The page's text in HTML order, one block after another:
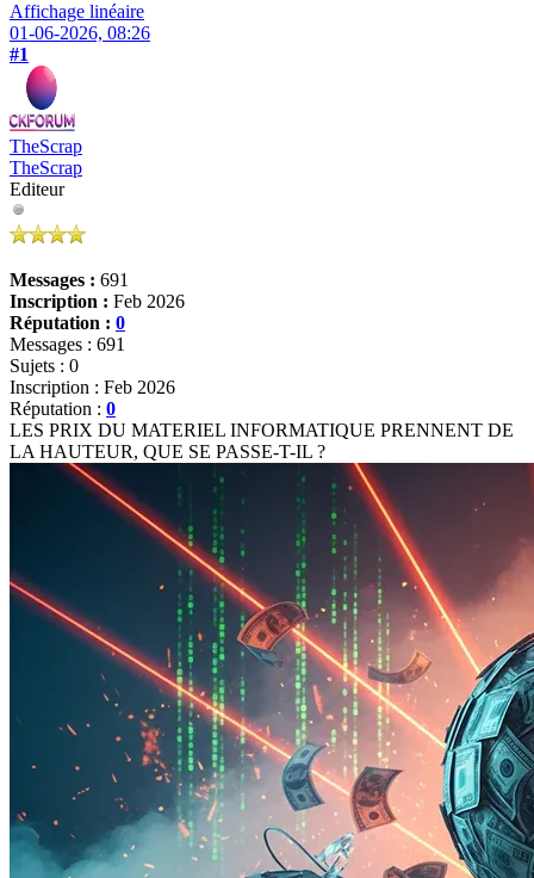
Affichage linéaire
01-06-2026, 08:26
#1
TheScrap
TheScrap
Editeur
Messages : 691
Inscription : Feb 2026
Réputation : 0
Messages : 691
Sujets : 0
Inscription : Feb 2026
Réputation : 0
LES PRIX DU MATERIEL INFORMATIQUE PRENNENT DE
LA HAUTEUR, QUE SE PASSE-T-IL ?